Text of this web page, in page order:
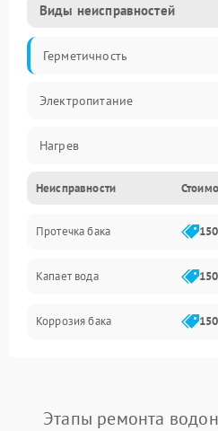
Виды неисправностей
Герметичность
Электропитание
Нагрев
Датчики
Механика
Неисправности
Протечка бака
Капает вода
Коррозия бака
Этапы ремонта